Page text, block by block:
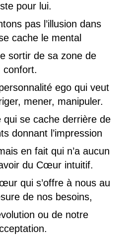
pour lui.
pas l’illusion dans
cache le mental
sortir de sa zone de
confort.
ego qui veut
mener, manipuler.
qui se cache derrière de
donnant l’impression
en fait qui n’a aucun
du Cœur intuitif.
qui s’offre à nous au
de nos besoins,
ou de notre